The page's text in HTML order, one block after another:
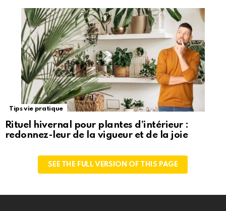
Tips vie pratique
Rituel hivernal pour plantes d’intérieur :
redonnez-leur de la vigueur et de la joie
SEE THE FULL VERSION OF THIS PAGE